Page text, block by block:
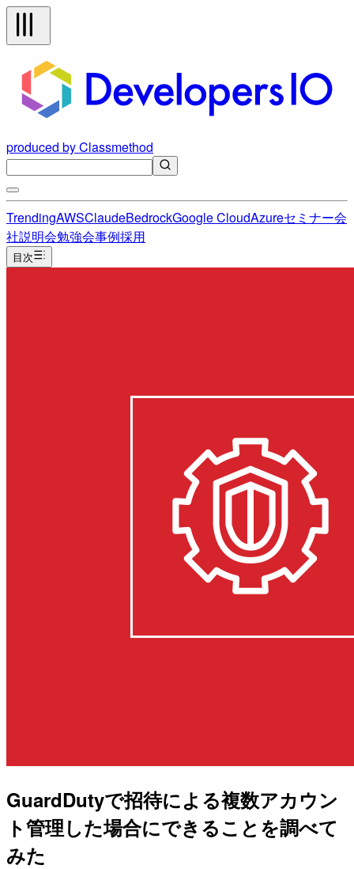
produced by Classmethod
TrendingAWSClaudeBedrockGoogle CloudAzureセミナー会
社説明会勉強会事例採用
目次
GuardDutyで招待による複数アカウン
ト管理した場合にできることを調べて
みた